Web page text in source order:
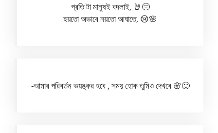
প্রতি টা মানুষই বদলাই, 🤘😔
হয়তো অভাবে নয়তো আঘাতে, 😢🌸
-আমার পরিবর্তন ভয়ঙ্কর হবে , সময় হোক তুমিও দেখবে 🌸🙂